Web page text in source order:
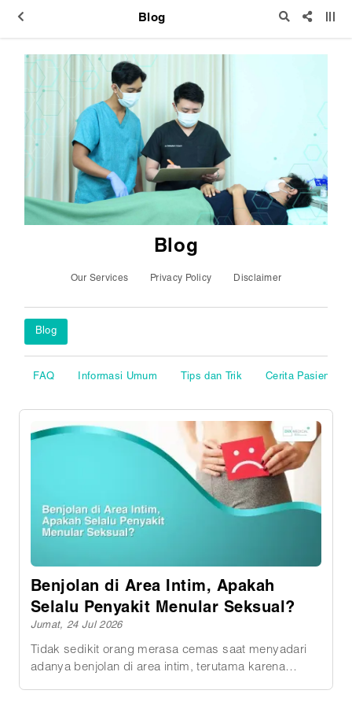
Blog
Blog
Our Services Privacy Policy Disclaimer
Blog
FAQ Informasi Umum Tips dan Trik Cerita Pasien
Benjolan di Area Intim, Apakah
Selalu Penyakit Menular Seksual?
Jumat, 24 Jul 2026
Tidak sedikit orang merasa cemas saat menyadari
adanya benjolan di area intim, terutama karena